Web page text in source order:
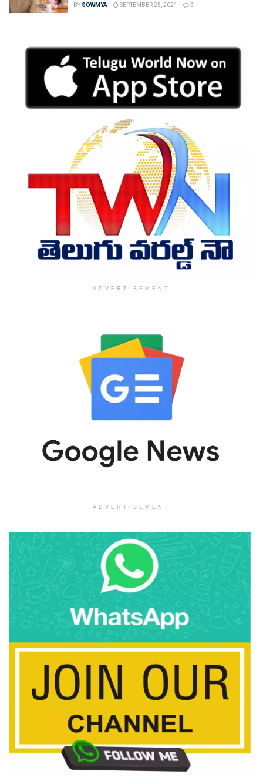
BY SOWMYA SEPTEMBER 25, 2021 0
ADVERTISEMENT
ADVERTISEMENT